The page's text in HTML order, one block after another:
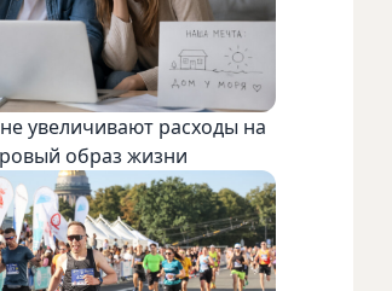
увеличивают расходы на
образ жизни